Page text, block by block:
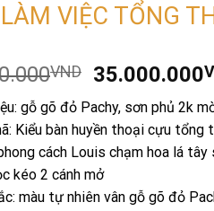
VIỆC TỔNG
VND
Giá
gốc
là:
35.000.000
gỗ gõ đỏ Pachy, sơn phủ 2k
Kiểu bàn huyền thoại cựu tổng
cách Louis chạm hoa lá tây
kéo 2 cánh mở
màu tự nhiên vân gỗ gõ đỏ